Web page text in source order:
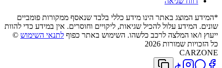
*המידע המוצג באתר הינו מידע כללי בלבד שנאסף ממקורות פומביים
שונים. המידע עלול להכיל שגיאות, ליקויים וחוסרים. אין במידע כדי להוות
ייעוץ ו/או המלצה לרכב כלשהו. השימוש באתר כפוף לתנאי השימוש ©
כל הזכויות שמורות 2026
CARZONE